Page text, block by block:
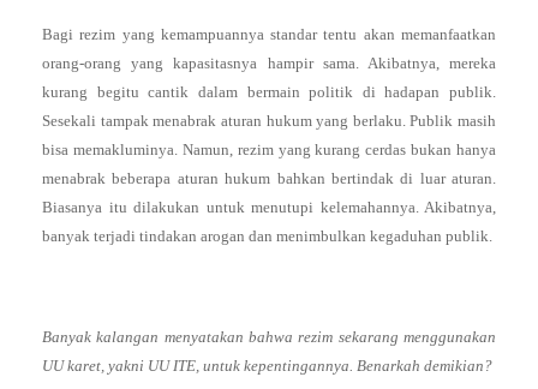
Bagi rezim yang kemampuannya standar tentu akan memanfaatkan
orang-orang yang kapasitasnya hampir sama. Akibatnya, mereka
kurang begitu cantik dalam bermain politik di hadapan publik.
Sesekali tampak menabrak aturan hukum yang berlaku. Publik masih
bisa memakluminya. Namun, rezim yang kurang cerdas bukan hanya
menabrak beberapa aturan hukum bahkan bertindak di luar aturan.
Biasanya itu dilakukan untuk menutupi kelemahannya. Akibatnya,
banyak terjadi tindakan arogan dan menimbulkan kegaduhan publik.
Banyak kalangan menyatakan bahwa rezim sekarang menggunakan
UU karet, yakni UU ITE, untuk kepentingannya. Benarkah demikian?